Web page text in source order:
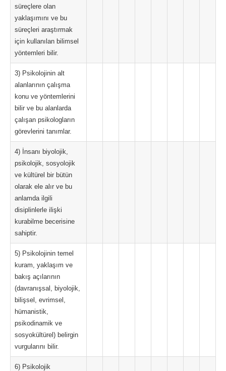
süreçlere olan
yaklaşımını ve bu
süreçleri araştırmak
için kullanılan bilimsel
yöntemleri bilir.
3) Psikolojinin alt
alanlarının çalışma
konu ve yöntemlerini
bilir ve bu alanlarda
çalışan psikologların
görevlerini tanımlar.
4) İnsanı biyolojik,
psikolojik, sosyolojik
ve kültürel bir bütün
olarak ele alır ve bu
anlamda ilgili
disiplinlerle ilişki
kurabilme becerisine
sahiptir.
5) Psikolojinin temel
kuram, yaklaşım ve
bakış açılarının
(davranışsal, biyolojik,
bilişsel, evrimsel,
hümanistik,
psikodinamik ve
sosyokültürel) belirgin
vurgularını bilir.
6) Psikolojik